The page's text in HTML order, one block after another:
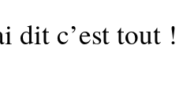
dit c’est tout